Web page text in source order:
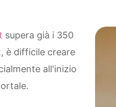
supera già i 350
è difficile creare
all'inizio